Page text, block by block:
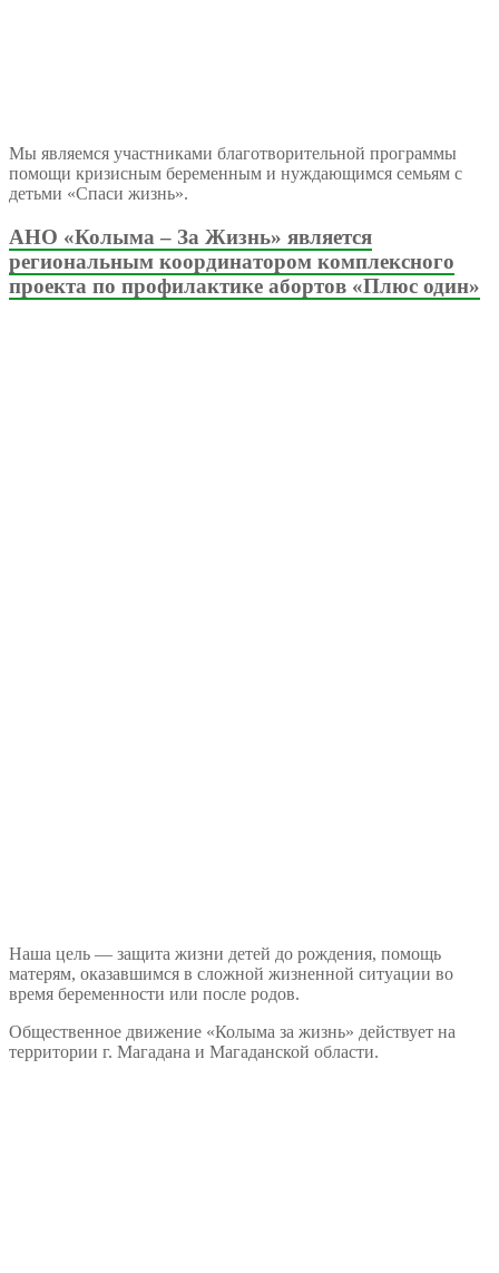
Мы являемся участниками благотворительной программы
помощи кризисным беременным и нуждающимся семьям с
детьми «Спаси жизнь».
АНО «Колыма – За Жизнь» является
региональным координатором комплексного
проекта по профилактике абортов «Плюс один»
Наша цель — защита жизни детей до рождения, помощь
матерям, оказавшимся в сложной жизненной ситуации во
время беременности или после родов.
Общественное движение «Колыма за жизнь» действует на
территории г. Магадана и Магаданской области.